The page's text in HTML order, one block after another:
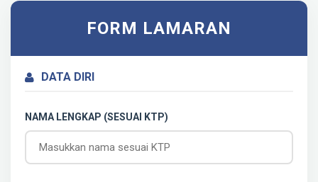
FORM LAMARAN
DATA DIRI
NAMA LENGKAP (SESUAI KTP)